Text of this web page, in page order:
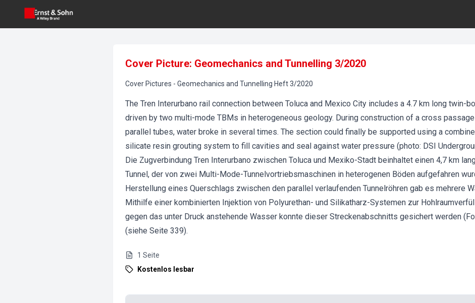
Cover Picture: Geomechanics and Tunnelling 3/2020
Cover Pictures - Geomechanics and Tunnelling Heft3/2020
The Tren Interurbano rail connection between Toluca and Mexico City includes a 4.7 km long twin-
driven by two multi-mode TBMs in heterogeneous geology. During construction of a cross
parallel tubes, water broke in several times. The section could finally be supported using a
silicate resin grouting system to fill cavities and seal against water pressure (photo: DSI
Die Zugverbindung Tren Interurbano zwischen Toluca und Mexiko-Stadt beinhaltet einen 4,7 km
Tunnel, der von zwei Multi-Mode-Tunnelvortriebsmaschinen in heterogenen Böden aufgefahren
Herstellung eines Querschlags zwischen den parallel verlaufenden Tunnelröhren gab es mehrere
Mithilfe einer kombinierten Injektion von Polyurethan- und Silikatharz-Systemen zur
gegen das unter Druck anstehende Wasser konnte dieser Streckenabschnitts gesichert werden
(siehe Seite 339).
1 Seite
Kostenlos lesbar